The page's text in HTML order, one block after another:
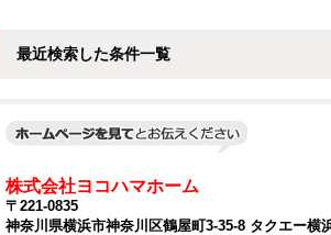
最近検索した条件一覧
株式会社ヨコハマホーム
〒221-0835
神奈川県横浜市神奈川区鶴屋町3-35-8 タクエー横